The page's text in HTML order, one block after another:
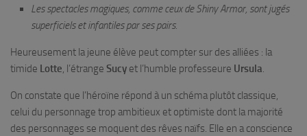
Les spectacles magiques, comme ceux de Shiny Armor, sont jugés
superficiels et infantiles par ses pairs.
Heureusement la jeune élève peut compter sur des alliées : la
timide Lotte, l’étrange Sucy et l’humble professeure Ursula.
On constate que l’héroïne répond à un schéma plutôt classique,
celui du personnage trop ambitieux et optimiste dont la majorité
des personnages se moquent des rêves naïfs. Elle en a conscience